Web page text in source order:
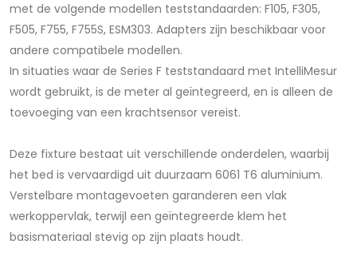
met de volgende modellen teststandaarden: F105, F305,
F505, F755, F755S, ESM303. Adapters zijn beschikbaar voor
andere compatibele modellen.
In situaties waar de Series F teststandaard met IntelliMesur
wordt gebruikt, is de meter al geïntegreerd, en is alleen de
toevoeging van een krachtsensor vereist.
Deze fixture bestaat uit verschillende onderdelen, waarbij
het bed is vervaardigd uit duurzaam 6061 T6 aluminium.
Verstelbare montagevoeten garanderen een vlak
werkoppervlak, terwijl een geïntegreerde klem het
basismateriaal stevig op zijn plaats houdt.